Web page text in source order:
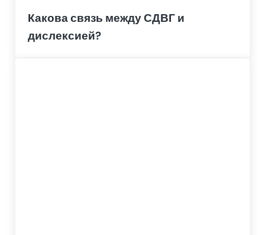
Какова связь между СДВГ и
дислексией?